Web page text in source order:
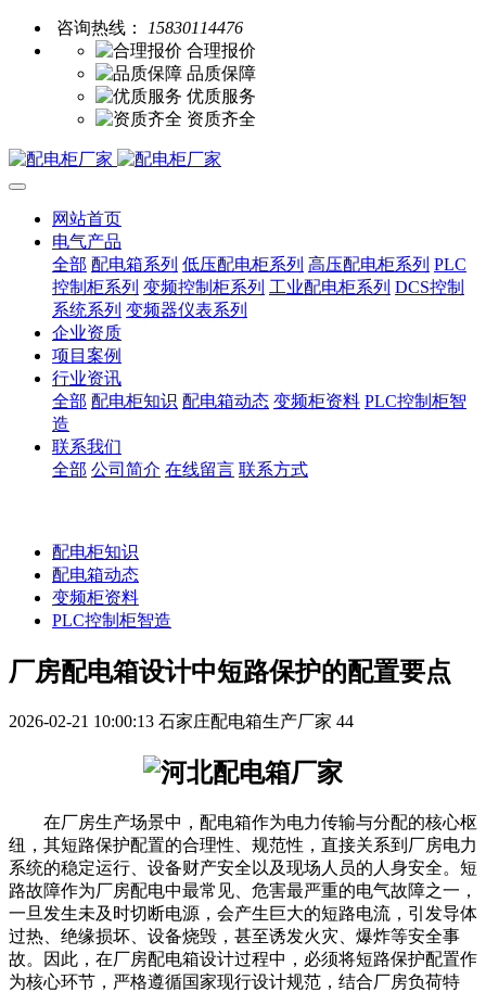
咨询热线：
15830114476
合理报价
品质保障
优质服务
资质齐全
网站首页
电气产品
全部 配电箱系列 低压配电柜系列 高压配电柜系列 PLC
控制柜系列 变频控制柜系列 工业配电柜系列 DCS控制
系统系列 变频器仪表系列
企业资质
项目案例
行业资讯
全部 配电柜知识 配电箱动态 变频柜资料 PLC控制柜智
造
联系我们
全部 公司简介 在线留言 联系方式
配电柜知识
配电箱动态
变频柜资料
PLC控制柜智造
厂房配电箱设计中短路保护的配置要点
2026-02-21 10:00:13 石家庄配电箱生产厂家 44
在厂房生产场景中，配电箱作为电力传输与分配的核心枢
纽，其短路保护配置的合理性、规范性，直接关系到厂房电力
系统的稳定运行、设备财产安全以及现场人员的人身安全。短
路故障作为厂房配电中最常见、危害最严重的电气故障之一，
一旦发生未及时切断电源，会产生巨大的短路电流，引发导体
过热、绝缘损坏、设备烧毁，甚至诱发火灾、爆炸等安全事
故。因此，在厂房配电箱设计过程中，必须将短路保护配置作
为核心环节，严格遵循国家现行设计规范，结合厂房负荷特